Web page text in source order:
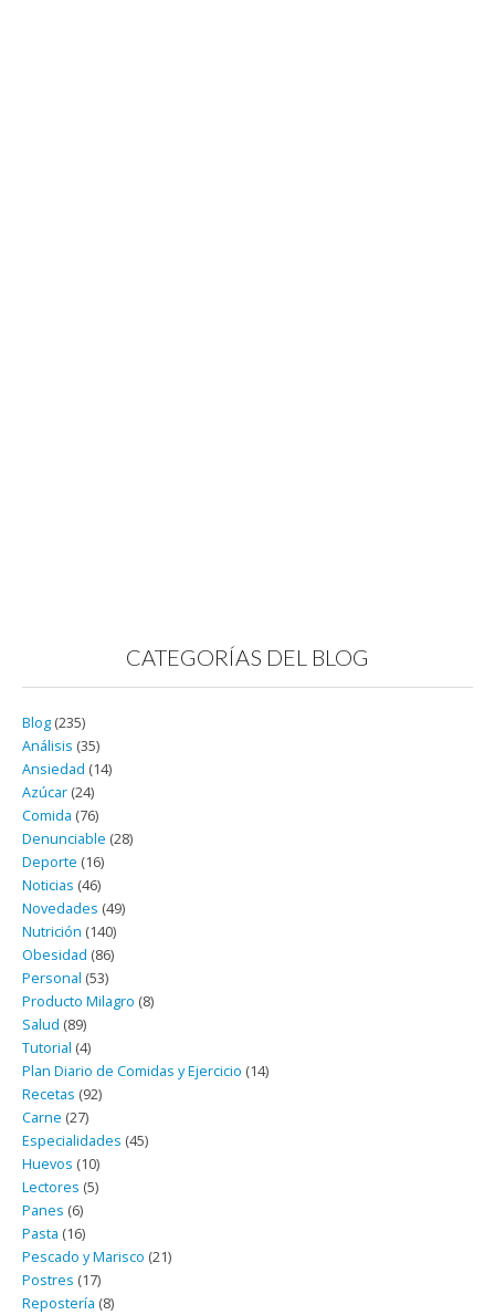
CATEGORÍAS DEL BLOG
Blog (235)
Análisis (35)
Ansiedad (14)
Azúcar (24)
Comida (76)
Denunciable (28)
Deporte (16)
Noticias (46)
Novedades (49)
Nutrición (140)
Obesidad (86)
Personal (53)
Producto Milagro (8)
Salud (89)
Tutorial (4)
Plan Diario de Comidas y Ejercicio (14)
Recetas (92)
Carne (27)
Especialidades (45)
Huevos (10)
Lectores (5)
Panes (6)
Pasta (16)
Pescado y Marisco (21)
Postres (17)
Repostería (8)